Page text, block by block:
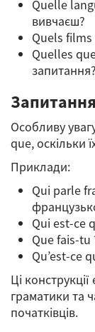
Quelle
вивчаєш?
Quels
Quelles
запитання?
Особливу
que, оскільки
Приклади:
Qui parle
Qui est-ce
Que fais-
Qu’est-ce
Ці
граматики та
початківців.